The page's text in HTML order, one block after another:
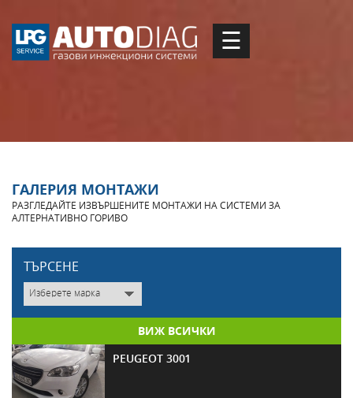
☰
ГАЛЕРИЯ МОНТАЖИ
РАЗГЛЕДАЙТЕ ИЗВЪРШЕНИТЕ МОНТАЖИ НА СИСТЕМИ ЗА
АЛТЕРНАТИВНО ГОРИВО
TЪРСЕНЕ
ВИЖ ВСИЧКИ
PEUGEOT 3001